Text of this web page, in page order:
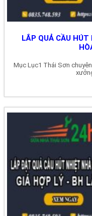
LẮP QUẢ CẦU
Mục Lục1 Thái Sơn